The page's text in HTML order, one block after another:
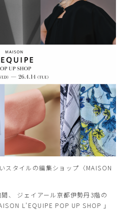
スタイルの編集ショップ〈MAISON
、 ジェイアール京都伊勢丹3階の
L’EQUIPE POP UP SHOP 」